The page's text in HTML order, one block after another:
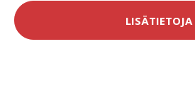
LISÄTIETOJA